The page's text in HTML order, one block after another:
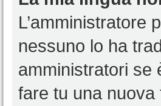
L’amministratore
nessuno lo ha
amministratori se
fare tu una